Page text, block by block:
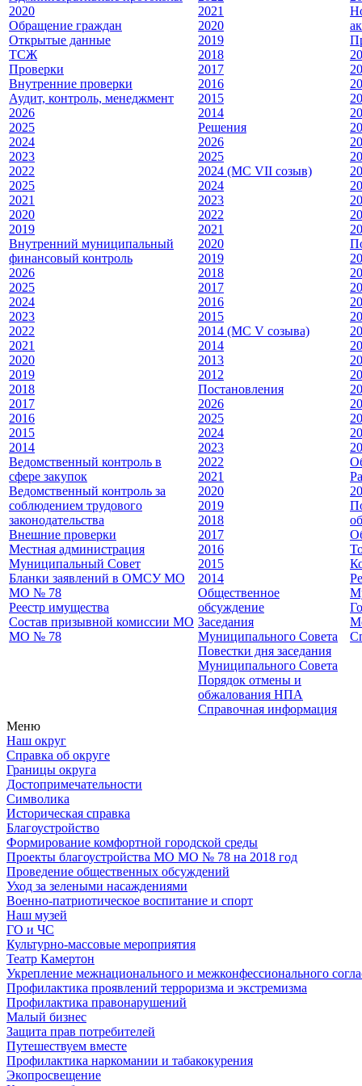
2020
Обращение граждан
Открытые данные
ТСЖ
Проверки
Внутренние проверки
Аудит, контроль, менеджмент
2026
2025
2024
2023
2022
2025
2021
2020
2019
Внутренний муниципальный
финансовый контроль
2026
2025
2024
2023
2022
2021
2020
2019
2018
2017
2016
2015
2014
Ведомственный контроль в
сфере закупок
Ведомственный контроль за
соблюдением трудового
законодательства
Внешние проверки
Местная администрация
Муниципальный Совет
Бланки заявлений в ОМСУ МО
МО № 78
Реестр имущества
Состав призывной комиссии МО
МО № 78
2021
2020
2019
2018
2017
2016
2015
2014
Решения
2026
2025
2024 (МС VII созыв)
2024
2023
2022
2021
2020
2019
2018
2017
2016
2015
2014 (МС V созыва)
2014
2013
2012
Постановления
2026
2025
2024
2023
2022
2021
2020
2019
2018
2017
2016
2015
2014
Общественное
обсуждение
Заседания
Муниципального Совета
Повестки дня заседания
Муниципального Совета
Порядок отмены и
обжалования НПА
Справочная информация
Меню
Наш округ
Справка об округе
Границы округа
Достопримечательности
Символика
Историческая справка
Благоустройство
Формирование комфортной городской среды
Проекты благоустройства МО МО № 78 на 2018 год
Проведение общественных обсуждений
Уход за зелеными насаждениями
Военно-патриотическое воспитание и спорт
Наш музей
ГО и ЧС
Культурно-массовые мероприятия
Театр Камертон
Укрепление межнационального и межконфессионального
Профилактика проявлений терроризма и экстремизма
Профилактика правонарушений
Малый бизнес
Защита прав потребителей
Путешествуем вместе
Профилактика наркомании и табакокурения
Экопросвещение